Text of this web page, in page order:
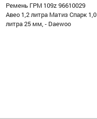
Ремень ГРМ 109z 96610029
Авео 1,2 литра Матиз Спарк 1,0
литра 25 мм, - Daewoo